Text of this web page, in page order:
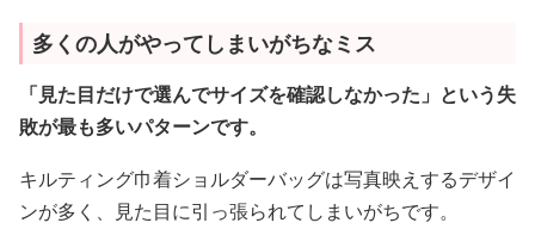
多くの人がやってしまいがちなミス
「見た目だけで選んでサイズを確認しなかった」という失
敗が最も多いパターンです。
キルティング巾着ショルダーバッグは写真映えするデザイ
ンが多く、見た目に引っ張られてしまいがちです。